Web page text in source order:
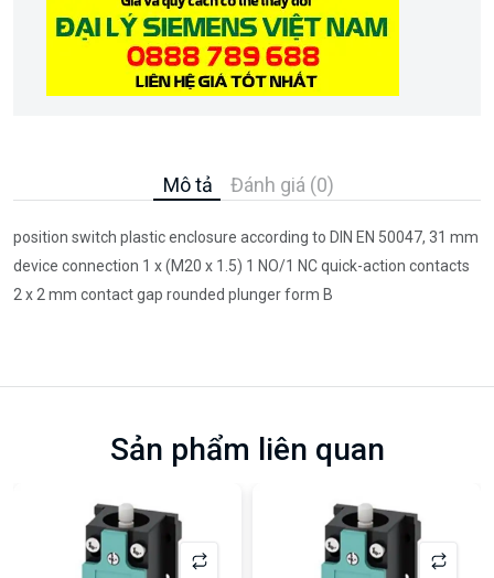
Mô tả Đánh giá (0)
position switch plastic enclosure according to DIN EN 50047, 31 mm
device connection 1 x (M20 x 1.5) 1 NO/1 NC quick-action contacts
2 x 2 mm contact gap rounded plunger form B
Sản phẩm liên quan